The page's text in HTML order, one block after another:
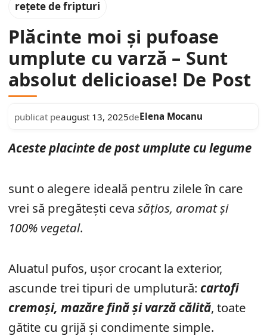
rețete de fripturi
Plăcinte moi și pufoase
umplute cu varză – Sunt
absolut delicioase! De Post
publicat peaugust 13, 2025deElena Mocanu
Aceste placinte de post umplute cu legume
sunt o alegere ideală pentru zilele în care
vrei să pregătești ceva sățios, aromat și
100% vegetal.
Aluatul pufos, ușor crocant la exterior,
ascunde trei tipuri de umplutură: cartofi
cremoși, mazăre fină și varză călită, toate
gătite cu grijă și condimente simple.